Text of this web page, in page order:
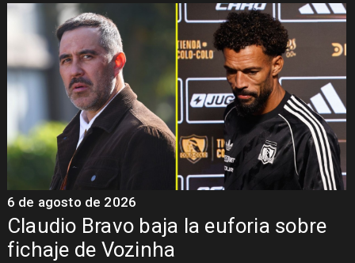
sobre
Presentación de Vozinha
Colo: Fecha, Estadio y
5 de agosto de 2026